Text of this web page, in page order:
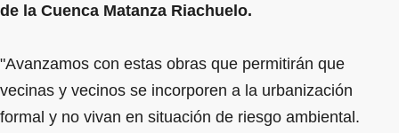
de la Cuenca Matanza Riachuelo.
"Avanzamos con estas obras que permitirán que
vecinas y vecinos se incorporen a la urbanización
formal y no vivan en situación de riesgo ambiental.